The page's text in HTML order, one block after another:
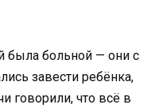
была больной — они с
завести ребёнка,
говорили, что всё в